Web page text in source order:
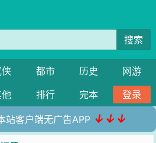
搜索
都市 历史
网游
排行 完本 登录
站客户端无广告APP ↓↓↓